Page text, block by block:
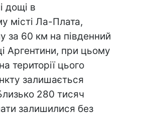
дощі в
місті Ла-Плата,
за 60 км на південний
Аргентини, при цьому
території цього
залишається
280 тисяч
залишилися без